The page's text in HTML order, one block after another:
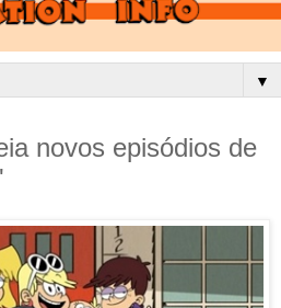
▼
novos episódios de